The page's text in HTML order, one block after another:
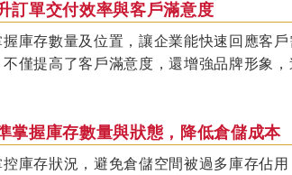
訂單交付效率與客戶滿意度
握庫存數量及位置，讓企業能快速回應客
僅提高了客戶滿意度，還增強品牌形象，
掌握庫存數量與狀態，降低倉儲成本
控庫存狀況，避免倉儲空間被過多庫存佔